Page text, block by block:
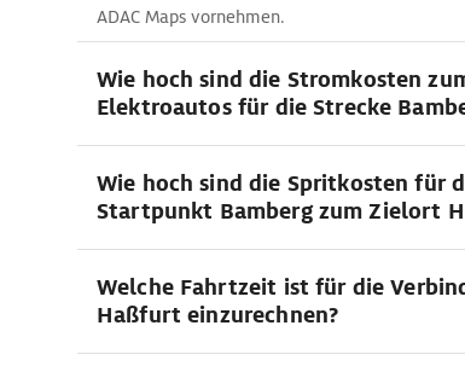
ADAC Maps vornehmen.
Wie hoch sind die Stromkosten
Elektroautos für die Strecke
Wie hoch sind die Spritkosten für
Startpunkt Bamberg zum Zielort
Welche Fahrtzeit ist für die
Haßfurt einzurechnen?